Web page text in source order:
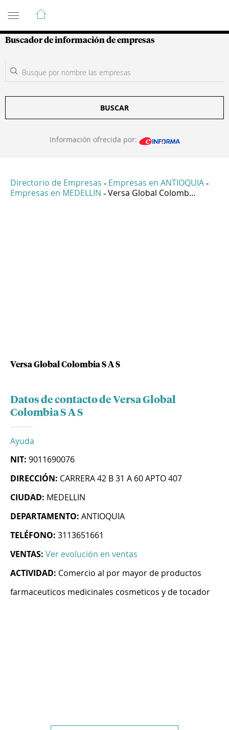
Guía de Empresas Colombianas
Buscador de información de empresas
BUSCAR
Información ofrecida por:
Directorio de Empresas - Empresas en ANTIOQUIA -
Empresas en MEDELLIN - Versa Global Colomb...
Versa Global Colombia S A S
Datos de contacto de Versa Global
Colombia S A S
Ayuda
NIT: 9011690076
DIRECCIÓN: CARRERA 42 B 31 A 60 APTO 407
CIUDAD: MEDELLIN
DEPARTAMENTO: ANTIOQUIA
TELÉFONO: 3113651661
VENTAS: Ver evolución en ventas
ACTIVIDAD: Comercio al por mayor de productos
farmaceuticos medicinales cosmeticos y de tocador